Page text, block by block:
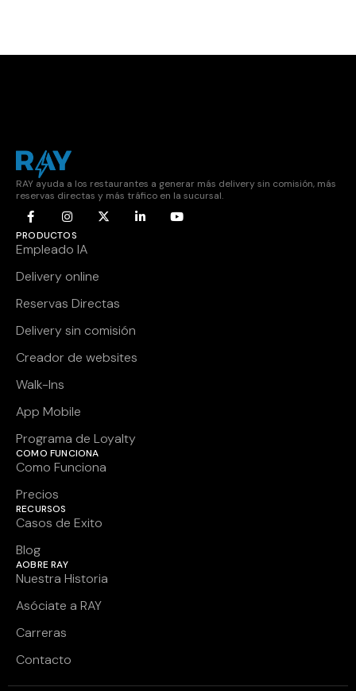
RAY ayuda a los restaurantes a generar más delivery sin comisión, más
reservas directas y más tráfico en la sucursal.
PRODUCTOS
Empleado IA
Delivery online
Reservas Directas
Delivery sin comisión
Creador de websites
Walk-Ins
App Mobile
Programa de Loyalty
COMO FUNCIONA
Como Funciona
Precios
RECURSOS
Casos de Exito
Blog
AOBRE RAY
Nuestra Historia
Asóciate a RAY
Carreras
Contacto